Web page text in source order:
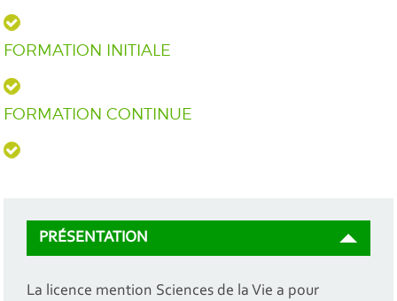
FORMATION INITIALE
FORMATION CONTINUE
PRÉSENTATION
La licence mention Sciences de la Vie a pour